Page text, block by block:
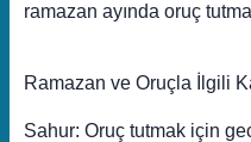
ramazan ayında oruç
Ramazan ve Oruçla İlgili
Sahur: Oruç tutmak için